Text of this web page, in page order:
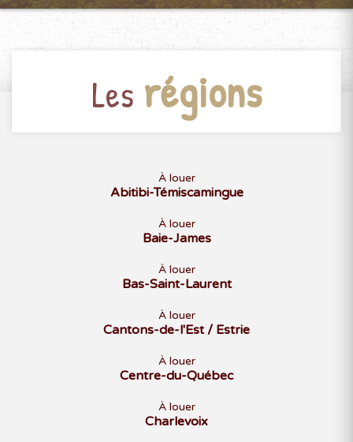
Les régions
À louer
Abitibi-Témiscamingue
À louer
Baie-James
À louer
Bas-Saint-Laurent
À louer
Cantons-de-l'Est / Estrie
À louer
Centre-du-Québec
À louer
Charlevoix